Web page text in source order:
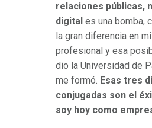
relaciones públicas,
digital es una bomba,
la gran diferencia en
profesional y esa
dio la Universidad de
me formó. Esas tres
conjugadas son el
soy hoy como